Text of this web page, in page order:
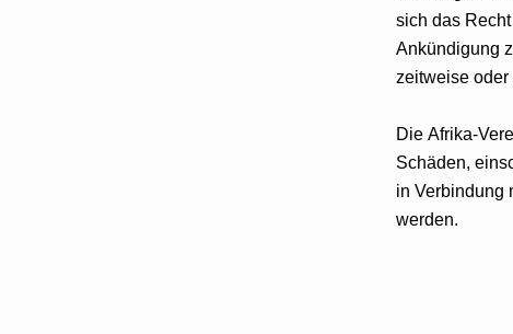
sich das Recht vor, ihren Internetauftritt
Ankündigung zu verändern, zu ergänzen, zu löschen oder die
Die Afrika-Verein Veranstaltungs-GmbH haftet nicht für direkte
Schäden, einschließlich entgangenen Gewinns, die aufgrund von - oder sonst wie
in Verbindung mit - Informationen
werden.